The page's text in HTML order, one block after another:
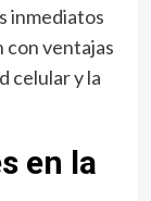
inmediatos
con ventajas
celular y la
en la